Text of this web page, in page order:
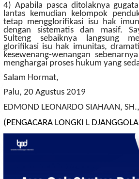
4) Apabila pasca ditolaknya
lantas kemudian kelompok
tetap mengglorifikasi isu hak
dengan sistematis dan masif.
Sulteng sebaiknya langsung
glorifikasi isu hak imunitas,
kesewenang-wenangan
menghargai proses hukum yang
Salam Hormat,
Palu, 20 Agustus 2019
EDMOND LEONARDO SIAHAAN,
(PENGACARA LONGKI L